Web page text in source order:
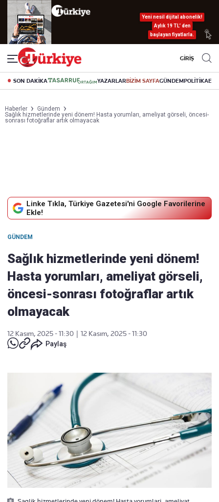
Yeni nesil dijital abonelik!
Aylık 19 TL’ den
başlayan fiyatlarla.
GİRİŞ
SON DAKİKA YAZARLARBİZİM SAYFAGÜNDEMPOLİTİKA
Haberler
Gündem
Sağlık hizmetlerinde yeni dönem! Hasta yorumları, ameliyat görseli, öncesi-
sonrası fotoğraflar artık olmayacak
Linke Tıkla, Türkiye Gazetesi'ni Google Favorilerine
Ekle!
GÜNDEM
Sağlık hizmetlerinde yeni dönem!
Hasta yorumları, ameliyat görseli,
öncesi-sonrası fotoğraflar artık
olmayacak
12 Kasım, 2025 - 11:30
12 Kasım, 2025 - 11:30
Paylaş